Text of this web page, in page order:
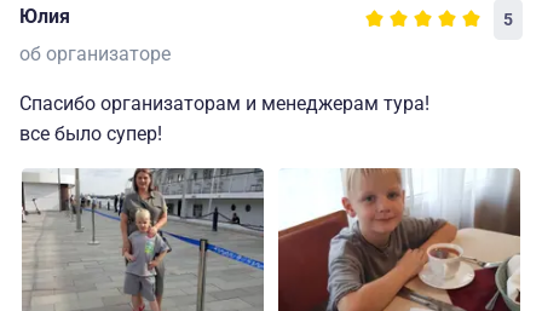
Юлия 5
об организаторе
Спасибо организаторам и менеджерам тура!
все было супер!